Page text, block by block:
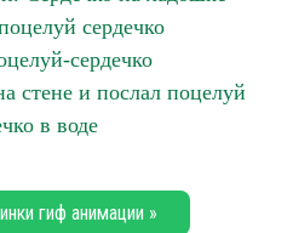
сердечко
сердечко
стене и послал поцелуй
в воде
гиф анимации »